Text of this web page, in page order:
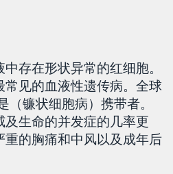
存在形状异常的红细胞。
见的血液性遗传病。全球
（镰状细胞病）携带者。
生命的并发症的几率更
的胸痛和中风以及成年后